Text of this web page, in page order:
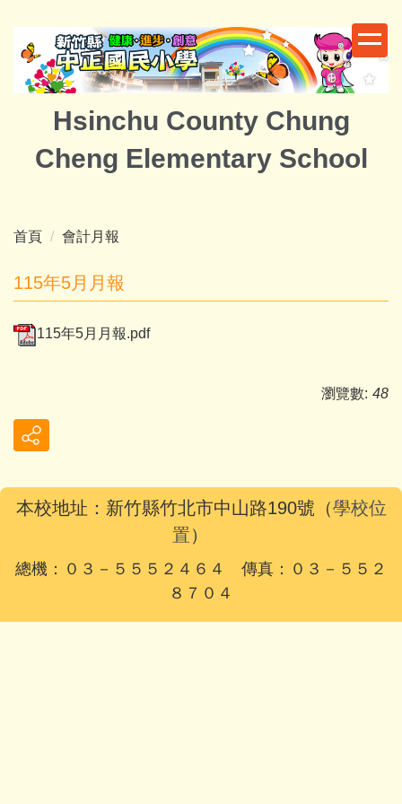
主
Hsinchu County Chung
Cheng Elementary School
首頁 會計月報
115年5月月報
115年5月月報.pdf
瀏覽數: 48
本校地址：新竹縣竹北市中山路190號（學校位
置）
總機：０３－５５５２４６４ 傳真：０３－５５２
８７０４